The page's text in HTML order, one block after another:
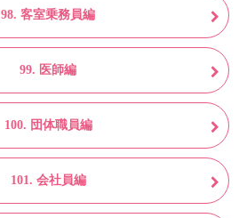
98. 客室乗務員編
99. 医師編
100. 団体職員編
101. 会社員編